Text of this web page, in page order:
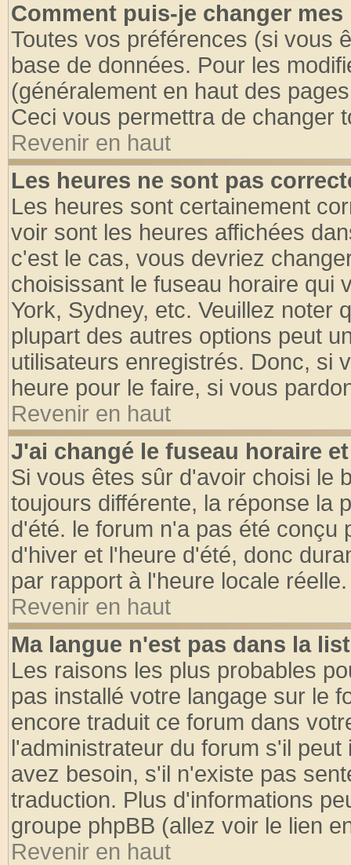
Comment puis-je changer mes
Toutes vos préférences (si vous
base de données. Pour les
(généralement en haut des
Ceci vous permettra de changer
Revenir en haut
Les heures ne sont pas
Les heures sont certainement
voir sont les heures affichées
c'est le cas, vous devriez
choisissant le fuseau horaire qui
York, Sydney, etc. Veuillez noter
plupart des autres options peut
utilisateurs enregistrés. Donc, si
heure pour le faire, si vous
Revenir en haut
J'ai changé le fuseau horaire
Si vous êtes sûr d'avoir choisi le
toujours différente, la réponse la
d'été. le forum n'a pas été conçu
d'hiver et l'heure d'été, donc
par rapport à l'heure locale réelle.
Revenir en haut
Ma langue n'est pas dans la
Les raisons les plus probables
pas installé votre langage sur le
encore traduit ce forum dans
l'administrateur du forum s'il
avez besoin, s'il n'existe pas
traduction. Plus d'informations
groupe phpBB (allez voir le lien
Revenir en haut